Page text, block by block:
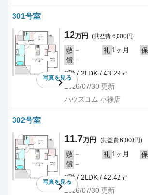
301号室
写真を見る
12万円 (共益費 6,000円)
敷 － 礼 1ヶ月 保
償 －
3階 / 2LDK / 43.29㎡
2026/07/30 更新
ハウスコム 小禄店
302号室
写真を見る
11.7万円 (共益費 6,000円)
敷 － 礼 1ヶ月 保
償 －
3階 / 2LDK / 42.42㎡
2026/07/30 更新